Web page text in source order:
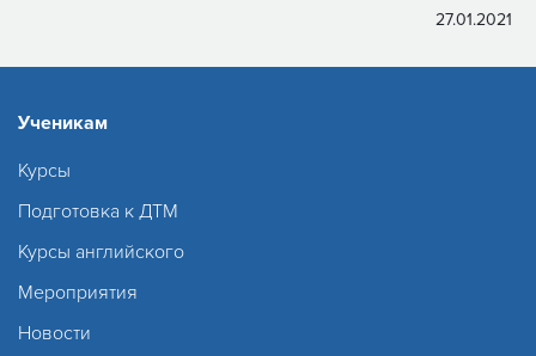
27.01.2021
Ученикам
Курсы
Подготовка к ДТМ
Курсы английского
Мероприятия
Новости